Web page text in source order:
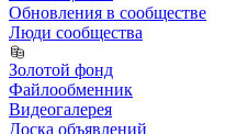
Обновления в сообществе
Люди сообщества
Золотой фонд
Файлообменник
Видеогалерея
Доска объявлений